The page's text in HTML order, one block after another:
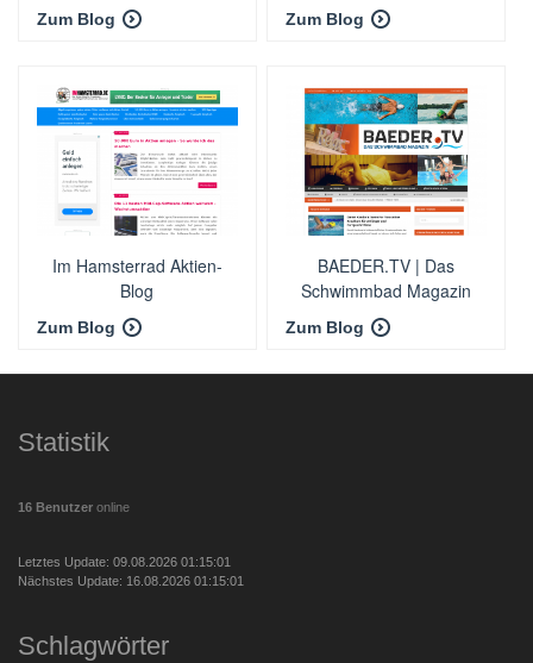
Zum Blog Zum Blog
Im Hamsterrad Aktien-
Blog
Zum Blog
BAEDER.TV | Das
Schwimmbad Magazin
Zum Blog
Statistik
16 Benutzer online
Letztes Update: 09.08.2026 01:15:01
Nächstes Update: 16.08.2026 01:15:01
Schlagwörter